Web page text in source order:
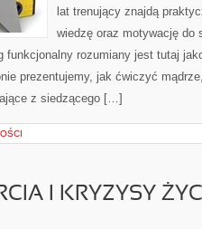
lat trenujący znajdą
wiedzę oraz motywację do
funkcjonalny rozumiany jest tutaj
prezentujemy, jak ćwiczyć
z siedzącego […]
I KRYZYSY